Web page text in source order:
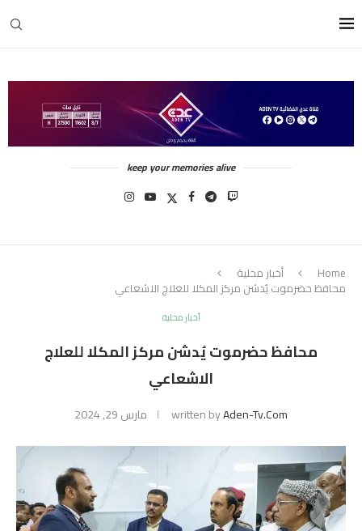
keep your memories alive
Home أخبار محلية
محافظ حضرموت يُدشن مركز المكلا للعلاج الاشعاعي
أخبار محلية
محافظ حضرموت يُدشن مركز المكلا للعلاج
الاشعاعي
written byAden-Tv.com مارس 29, 2024